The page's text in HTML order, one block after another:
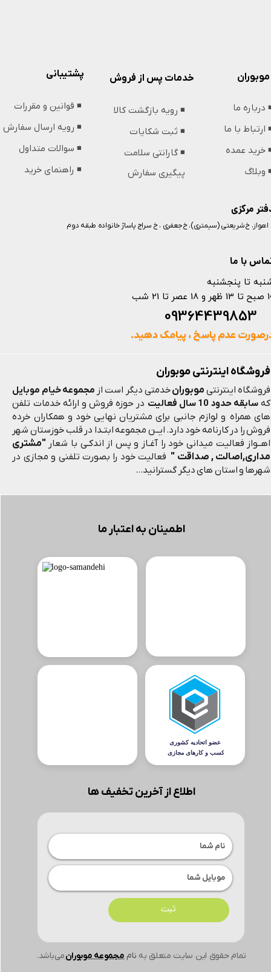
فروشگاه اینترنتی موبوران
فروشگاه اینترنتی موبورانخدمتی دیگر است از مجموعه خیام موبایل
که سابقه حدود 10 سال فعالیت
در حوزه فروش و ارائه خدمات تلفن
های همراه و لوازم جانبی برای مشتریان نهایی خود و همکاران خرده
فروش را در کارنامه خود دارد. ایــن مجموعه ابتـدا در قلب خوزستان شهر
اهــواز فعالیت میدانی خود را آغـاز و پس از اندکـی با شعار "مشتری
مداری,اصالت , صداقت " فعالیت خود را بصورت تلفنی و مجازی در
شهرها و استان های دیگر گسترانید...
تمام حقوق این سایت متعلق به ناممجموعه موبورانمی‌باشد.
اطمینان به اعتبار ما
اطلاع از آخرین تخفیف ها
ثبت
مرکزی
با ما
اهواز، خ شریعتی (سیمتری)، خ جعفری ، خ سراج پاساژ خانواده طبقه دوم
تا پنجشنبه
تا 21 شب
عدم پاسخ ، پیامک دهید.
پشتیبانی
◾️ قوانین و مقررات
◾️ رویه ارسال سفارش
◾️ سوالات متداول
◾️ راهنمای خرید
موبوران
درباره ما
ارتباط با ما
خرید عمده
وبلاگ
خدمات پس از فروش
◾️ رویه بازگشت کالا
◾️ ثبت شکایات
◾️ گارانتی سلامت
پیگیری سفارش